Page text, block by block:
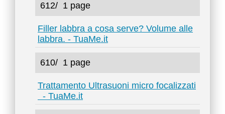
612/ 1 page
Filler labbra a cosa serve? Volume alle
labbra. - TuaMe.it
610/ 1 page
Trattamento Ultrasuoni micro focalizzati
- TuaMe.it